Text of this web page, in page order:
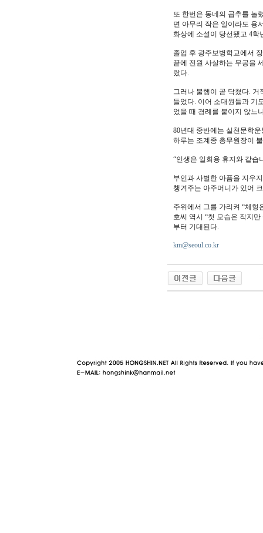
또 한번은 동네의 곱추를 놀
면 아무리 작은 일이라도 용
화상에 소설이 당선됐고 4학
졸업 후 광주보병학교에서
끝에 전원 사살하는 무공을
랐다.
그러나 불행이 곧 닥쳤다.
들었다. 이어 소대원들과 기
었을 때 경례를 붙이지 않느
80년대 중반에는 실천문학
하루는 조계종 총무원장이
“인생은 일회용 휴지와 같습
부인과 사별한 아픔을 지우
챙겨주는 아주머니가 있어
주위에서 그를 가리켜 “체
호씨 역시 “첫 모습은 작지
부터 기대된다.
km@seoul.co.kr